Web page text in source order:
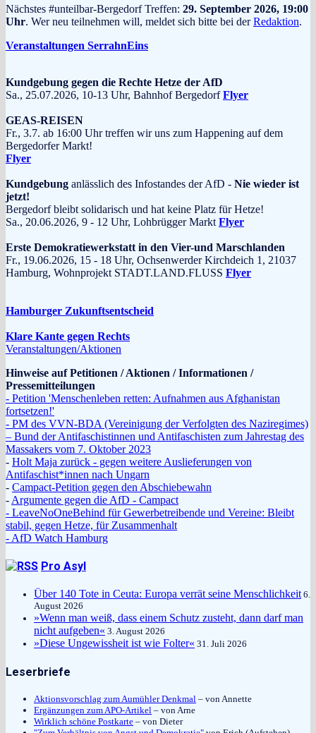
Nächstes #unteilbar-Bergedorf Treffen: 29. September 2026, 19:00
Uhr. Wer neu teilnehmen will, meldet sich bitte bei derRedaktion.
Veranstaltungen SerrahnEins
Kundgebung gegen die Rechte Hetze der AfD
Sa., 25.07.2026, 10-13 Uhr, Bahnhof BergedorfFlyer
GEAS-REISEN
Fr., 3.7. ab 16:00 Uhr treffen wir uns zum Happening auf dem
Bergedorfer Markt!
Flyer
Kundgebung anlässlich des Infostandes der AfD - Nie wieder ist
jetzt!
Bergedorf bleibt solidarisch und hat keine Platz für Hetze!
Sa., 20.06.2026, 9 - 12 Uhr, Lohbrügger Markt Flyer
Erste Demokratiewerkstatt in den Vier-und Marschlanden
Fr., 19.06.2026, 15 - 18 Uhr, Ochsenwerder Kirchdeich 1, 21037
Hamburg, Wohnprojekt STADT.LAND.FLUSS Flyer
Hamburger Zukunftsentscheid
Klare Kante gegen Rechts
Veranstaltungen/Aktionen
Hinweise auf Petitionen / Aktionen / Informationen /
Pressemitteilungen
- Petition 'Menschenleben retten: Aufnahmen aus Afghanistan
fortsetzen!'
- PM des VVN-BDA (Vereinigung der Verfolgten des Naziregimes)
– Bund der Antifaschistinnen und Antifaschisten zum Jahrestag des
Massakers vom 7. Oktober 2023
- Holt Maja zurück - gegen weitere Auslieferungen von
Antifaschist*innen nach Ungarn
- Campact-Petition gegen den Abschiebewahn
- Argumente gegen die AfD - Campact
- LeaveNoOneBehind für Gewerbetreibende und Vereine: Bleibt
stabil, gegen Hetze, für Zusammenhalt
- AfD Watch Hamburg
Pro Asyl
Über 140 Tote in Ceuta: Europa verrät seine Menschlichkeit 6.
August 2026
»Wenn man weiß, dass einem Schutz zusteht, dann darf man
nicht aufgeben« 3. August 2026
»Diese Ungewissheit ist wie Folter« 31. Juli 2026
Leserbriefe
Aktionsvorschlag zum Aumühler Denkmal – von Annette
Ergänzungen zum APO-Artikel – von Arne
Wirklich schöne Postkarte – von Dieter